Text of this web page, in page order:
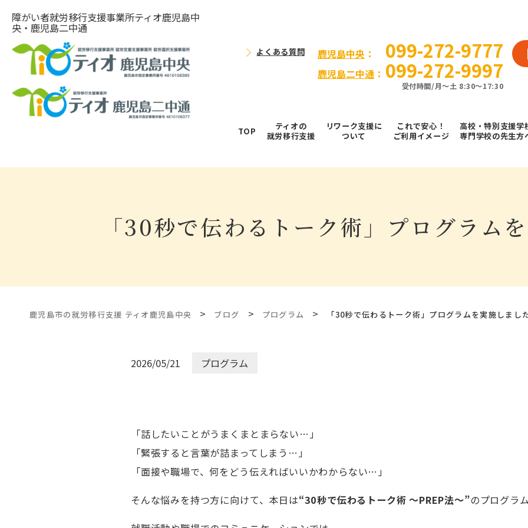
障がい者就労移⾏⽀援事業所ティオ⿅児島中
央・鹿児島二中通
よくある質問 ⿅児島中央 ： 099-272-9777
鹿児島二中通： 099-272-9997
受付時間/⽉〜⼟ 8:30～17:30
TOP
ティオの
就労移⾏⽀援
リワーク支援に
ついて
これで安⼼！
ご利⽤イメージ
高校・特別支援学
専門学校の先生方
「30秒で伝わるトーク術」プログラム
鹿児島市の就労移行支援 ティオ鹿児島中央 > ブログ > プログラム > 「30秒で伝わるトーク術」プログラムを実施しまし
2026/05/21 プログラム
「話したいことがうまくまとまらない…」
「緊張すると言葉が詰まってしまう…」
「面接や職場で、何をどう伝えればいいかわからない…」
そんな悩みを持つ方に向けて、本日は“30秒で伝わるトーク術 ～PREP法～”のプログラ